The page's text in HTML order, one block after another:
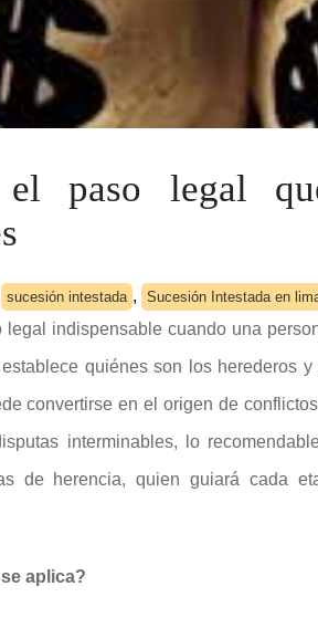
el paso legal
sucesión intestada , Sucesión Intestada en
indispensable cuando una
quiénes son los herederos y
convertirse en el origen de
interminables, lo
de herencia, quien guiará cada
aplica?